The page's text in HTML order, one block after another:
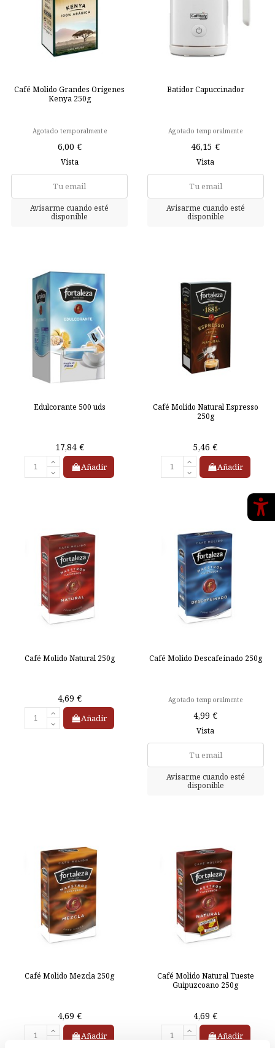
Café Molido Grandes Orígenes
Kenya 250g
Agotado temporalmente
6,00 €
Vista
Batidor Capuccinador
Agotado temporalmente
46,15 €
Vista
Edulcorante 500 uds
17,84 €
Añadir
Café Molido Natural Espresso
250g
5,46 €
Añadir
Café Molido Natural 250g
4,69 €
Añadir
Café Molido Descafeinado 250g
Agotado temporalmente
4,99 €
Vista
Café Molido Mezcla 250g
4,69 €
Añadir
Café Molido Natural Tueste
Guipuzcoano 250g
4,69 €
Añadir